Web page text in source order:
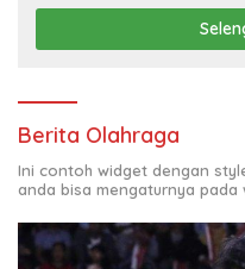
Berita Olahraga
Ini contoh widget dengan
anda bisa mengaturnya